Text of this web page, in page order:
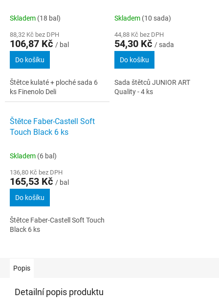
Skladem (18 bal)
88,32 Kč bez DPH
106,87 Kč / bal
Do košíku
Štětce kulaté + ploché sada 6
ks Finenolo Deli
Skladem (10 sada)
44,88 Kč bez DPH
54,30 Kč / sada
Do košíku
Sada štětců JUNIOR ART
Quality - 4 ks
Štětce Faber-Castell Soft
Touch Black 6 ks
Skladem (6 bal)
136,80 Kč bez DPH
165,53 Kč / bal
Do košíku
Štětce Faber-Castell Soft Touch
Black 6 ks
Popis
Detailní popis produktu